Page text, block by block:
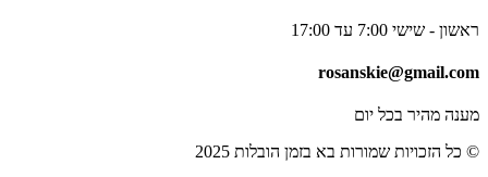
ראשון - שישי 7:00 עד 17:00
rosanskie@gmail.com
מענה מהיר בכל יום
© כל הזכויות שמורות בא בזמן הובלות 2025